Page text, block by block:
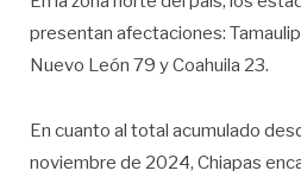
presentan afectaciones:
Nuevo León 79 y Coahuila 23.
En cuanto al total acumulado
noviembre de 2024, Chiapas